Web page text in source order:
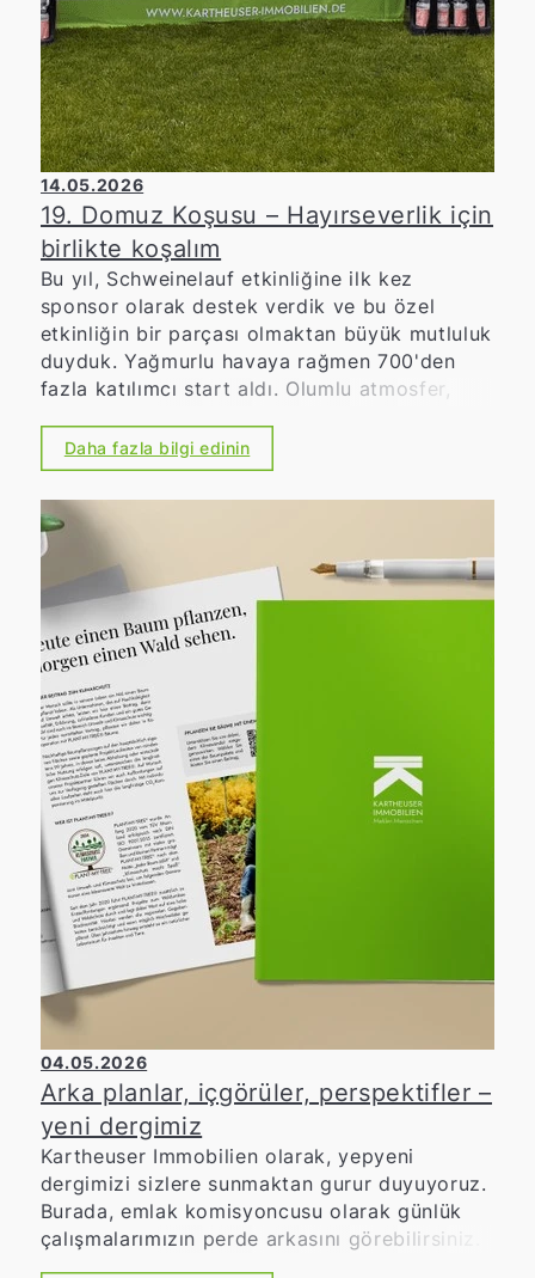
14.05.2026
19. Domuz Koşusu – Hayırseverlik için
birlikte koşalım
Bu yıl, Schweinelauf etkinliğine ilk kez
sponsor olarak destek verdik ve bu özel
etkinliğin bir parçası olmaktan büyük mutluluk
duyduk. Yağmurlu havaya rağmen 700'den
fazla katılımcı start aldı. Olumlu atmosfer,
motivasyonu, Schweinelauf'un bölgede ne
kadar önemli bir yere sahip olduğunu
etkileyici bir şekilde gösterdi. Schweinelauf,
uzun yıllardır topluluk, dayanışma ve sosyal
bağlılığın simgesi olmuştur. Lions Kulübü, çok
sayıda gönüllü, sponsor ve destekçiyle
birlikte, insanları bir araya getiren ve aynı
zamanda önemli sosyal projeleri destekleyen
bir etkinlik daha düzenlendi. Etkinliğin
sonucundan özellikle memnunuz: Toplamda,
bölgedeki sosyal kurumlar ve projeler için
yaklaşık 20.000 Euro toplanabildi. Bu
destekten, diğerlerinin yanı sıra Wülfrather
Tafel, Gençlik Kızılhaçı, WIR-Haus, DRK-
Kindergarten Farbenfroh ve Lions Hilfswerk
Mettmann-Wülfrath yararlanacak. 19.
Schweinelauf'un başarısına katkıda bulunan
tüm organizatörlere, gönüllülere, koşuculara
ve izleyicilere içtenlikle teşekkür ederiz. Bu
etkinliği desteklemiş olmaktan gurur
duyuyoruz ve şimdiden gelecek yılki
yıldönümü etkinliği olan 20. Schweinelauf'u
sabırsızlıkla bekliyoruz.
Daha fazla bilgi edinin
04.05.2026
Arka planlar, içgörüler, perspektifler –
yeni dergimiz
Kartheuser Immobilien olarak, yepyeni
dergimizi sizlere sunmaktan gurur duyuyoruz.
Burada, emlak komisyoncusu olarak günlük
çalışmalarımızın perde arkasını görebilirsiniz.